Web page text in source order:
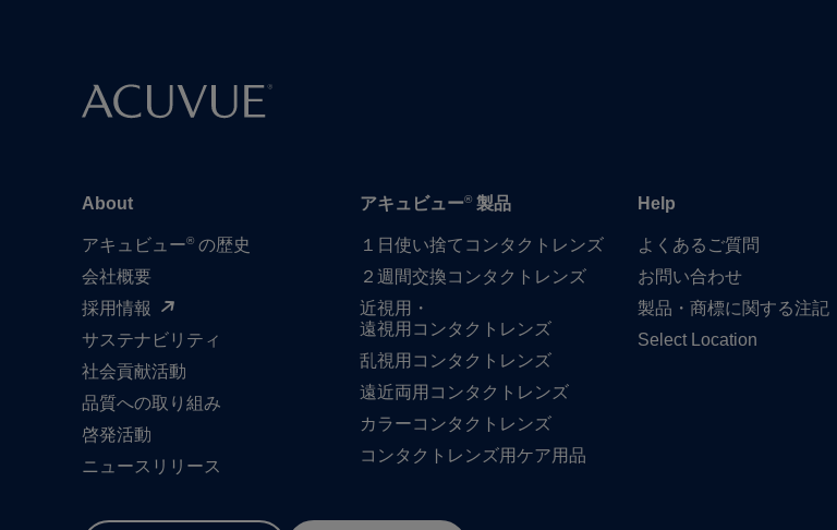
About
アキュビュー® の歴史
会社概要
採用情報
サステナビリティ
社会貢献活動
品質への​取り組み
啓発活動
ニュースリリース
アキュビュー®製品
１日​使い捨て​​コンタクトレンズ
２週間交換コンタクトレンズ
近視用・
遠視用コンタクトレンズ
乱視用コンタクトレンズ
遠近両用コンタクトレンズ
カラーコンタクトレンズ
コンタクトレンズ用ケア用品
Help
よく​ある​ご質問
お問い​合わせ
製品・商標に​関する​注記
Select Location